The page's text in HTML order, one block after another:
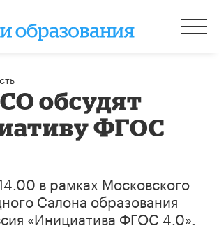
обсудят
ФГОС
в рамках Московского
Салона образования
«Инициатива ФГОС 4.0».